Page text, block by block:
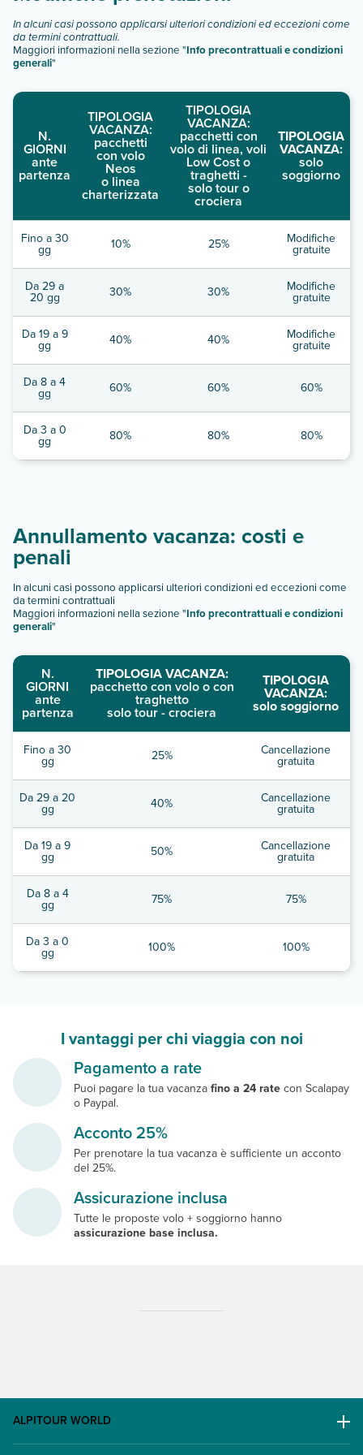
In alcuni casi possono applicarsi ulteriori condizioni ed eccezioni come
da termini contrattuali.
Maggiori informazioni nella sezione "Info precontrattuali e condizioni
generali"
N.
GIORNI
ante
partenza
TIPOLOGIA
VACANZA:
pacchetti
con volo
Neos
o linea
charterizzata
TIPOLOGIA
VACANZA:
pacchetti con
volo di linea, voli
Low Cost o
traghetti -
solo tour o
crociera
TIPOLOGIA
VACANZA:
solo
soggiorno
Fino a 30
gg 10% 25% Modifiche
gratuite
Da 29 a
20 gg 30% 30% Modifiche
gratuite
Da 19 a 9
gg 40% 40% Modifiche
gratuite
Da 8 a 4
gg 60% 60% 60%
Da 3 a 0
gg 80% 80% 80%
Annullamento vacanza: costi e
penali
In alcuni casi possono applicarsi ulteriori condizioni ed eccezioni come
da termini contrattuali
Maggiori informazioni nella sezione "Info precontrattuali e condizioni
generali"
N.
GIORNI
ante
partenza
TIPOLOGIA VACANZA:
pacchetto con volo o con
traghetto
solo tour - crociera
TIPOLOGIA
VACANZA:
solo soggiorno
Fino a 30
gg 25% Cancellazione
gratuita
Da 29 a 20
gg 40% Cancellazione
gratuita
Da 19 a 9
gg 50% Cancellazione
gratuita
Da 8 a 4
gg 75% 75%
Da 3 a 0
gg 100% 100%
I vantaggi per chi viaggia con noi
Pagamento a rate
Puoi pagare la tua vacanzafino a 24 ratecon Scalapay
o Paypal.
Acconto 25%
Per prenotare la tua vacanza è sufficiente un acconto
del 25%.
Assicurazione inclusa
Tutte le proposte volo + soggiorno hanno
assicurazione base inclusa.
ALPITOUR WORLD
AWARD